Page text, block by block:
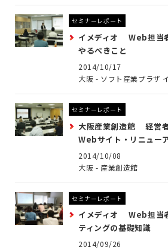
セミナーレポート
イメディオ Web担当
やるべきこと
2014/10/17
大阪 - ソフト産業プラザ
セミナーレポート
大阪産業創造館 経営者
Webサイト・リニュー
2014/10/08
大阪 - 産業創造館
セミナーレポート
イメディオ Web担当
ティングの基礎知識
2014/09/26